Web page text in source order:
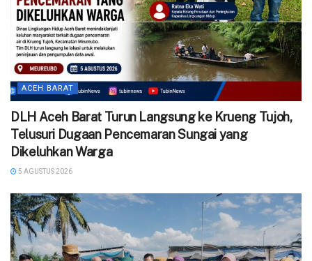
ACEH BARAT
DLH Aceh Barat Turun Langsung ke Krueng Tujoh,
Telusuri Dugaan Pencemaran Sungai yang
Dikeluhkan Warga
5 AGUSTUS 2026